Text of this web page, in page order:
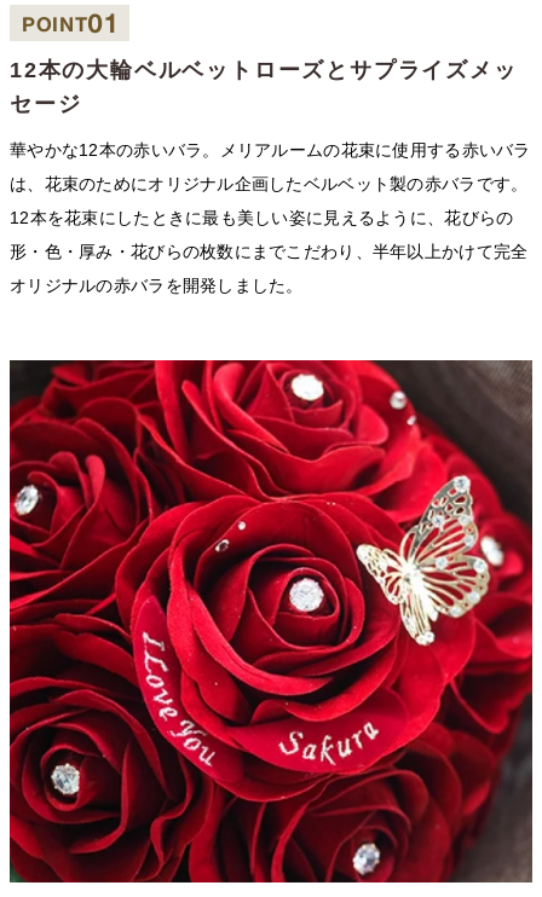
POINT01
12本の大輪ベルベットローズとサプライズメッ
セージ
華やかな12本の赤いバラ。メリアルームの花束に使用する赤いバラ
は、花束のためにオリジナル企画したベルベット製の赤バラです。
12本を花束にしたときに最も美しい姿に見えるように、花びらの
形・色・厚み・花びらの枚数にまでこだわり、半年以上かけて完全
オリジナルの赤バラを開発しました。